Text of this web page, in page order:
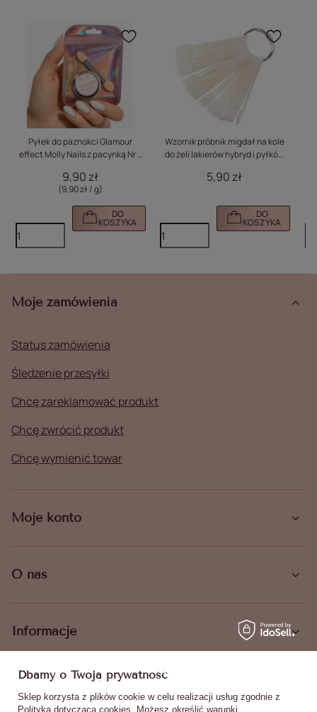
Pyłek do paznokci Glamour
effect Molly Nails z pacynką Nr 1
9,90 zł
(9,90 zł / g)
DO
KOSZYKA
Kliknij, aby dodać
Wzornik próbnik migdał na kole
do żeli lakierów hybryd i pyłków
5,90 zł
DO
KOSZYKA
Moje zamówienia
Status zamówienia
Śledzenie przesyłki
Chcę zareklamować produkt
Chcę zwrócić produkt
Chcę wymienić towar
Moje konto
O nas
Informacje
Dbamy o Twoją prywatność
Sklep korzysta z plików cookie w celu realizacji usług zgodnie z
Polityką dotyczącą cookies . Możesz określić warunki